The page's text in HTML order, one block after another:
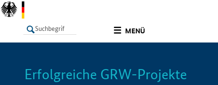
MENÜ
LISTE Info
Erfolgreiche GRW-Projekte